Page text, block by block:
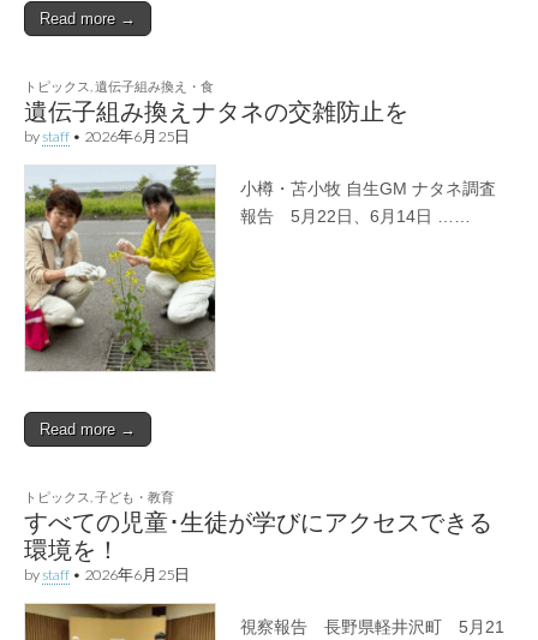
Read more →
トピックス 遺伝子組み換え・食
遺伝子組み換えナタネの交雑防止を
bystaff • 2026年6月25日
小樽・苫小牧 自生GM ナタネ調査
報告 5月22日、6月14日 ……
Read more →
トピックス 子ども・教育
すべての児童･生徒が学びにアクセスできる
環境を！
bystaff • 2026年6月25日
視察報告 長野県軽井沢町 5月21